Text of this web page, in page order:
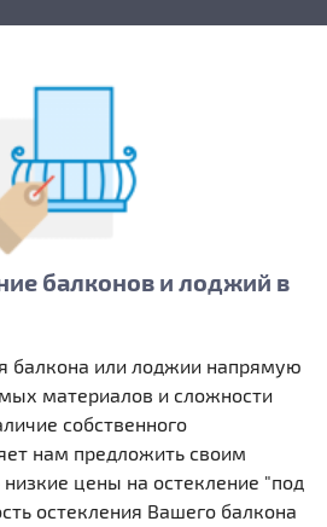
балконов и лоджий в
балкона или лоджии напрямую
материалов и сложности
собственного
нам предложить своим
цены на остекление "под
остекления Вашего балкона